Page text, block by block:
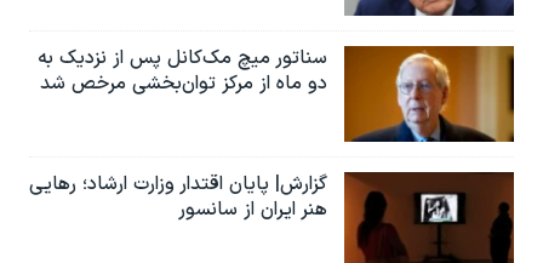
سناتور میچ مک‌کانل پس از نزدیک به
دو ماه از مرکز توان‌بخشی مرخص شد
گزارش| پایان اقتدار وزارت ارشاد؛ رهایی
هنر ایران از سانسور